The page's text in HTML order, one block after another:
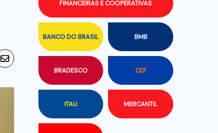
BANCO DO BRASIL BMB
BRADESCO CEF
FINANCEIRAS E COOPERATIVAS
ITAU MERCANTIL